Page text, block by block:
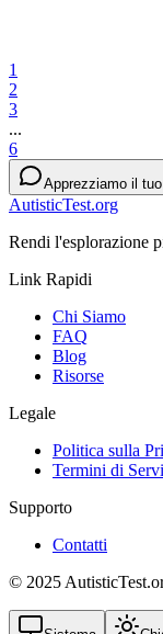
1
2
3
...
6
Apprezziamo il
AutisticTest.org
Rendi l'esplorazione
Link Rapidi
Chi Siamo
FAQ
Blog
Risorse
Legale
Politica sulla
Termini di
Supporto
Contatti
© 2025